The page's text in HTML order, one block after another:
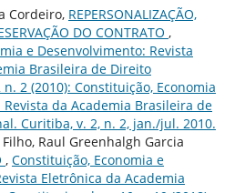
Cordeiro, REPERSONALIZAÇÃO,
DO CONTRATO ,
e Desenvolvimento: Revista
Brasileira de Direito
2 (2010): Constituição, Economia
da Academia Brasileira de
Curitiba, v. 2, n. 2, jan./jul. 2010.
Raul Greenhalgh Garcia
, Constituição, Economia e
Eletrônica da Academia